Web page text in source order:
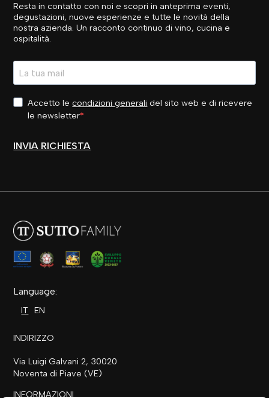
Resta in contatto con noi e scopri in anteprima eventi,
degustazioni, nuove esperienze e tutte le novità della
nostra azienda. Un racconto continuo di vino, cucina e
ospitalità.
Accetto lecondizioni generali del sito web e di ricevere
le newsletter
INVIA RICHIESTA
Language:
IT EN
INDIRIZZO
Via Luigi Galvani 2, 30020
Noventa di Piave (VE)
INFORMAZIONI